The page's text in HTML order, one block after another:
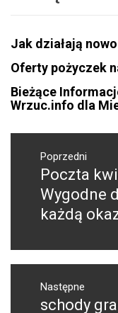
Jak działają
Oferty pożyczek
Bieżące
Wrzuc.info dla
Nawigacja
wpisuPoprzedni
Poprzedni
wpis:
Poczta
Wygodne
każdą
Następne
Następny
schody